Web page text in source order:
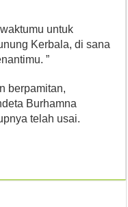
untuk
Kerbala, di sana
”
berpamitan,
Burhamna
telah usai.